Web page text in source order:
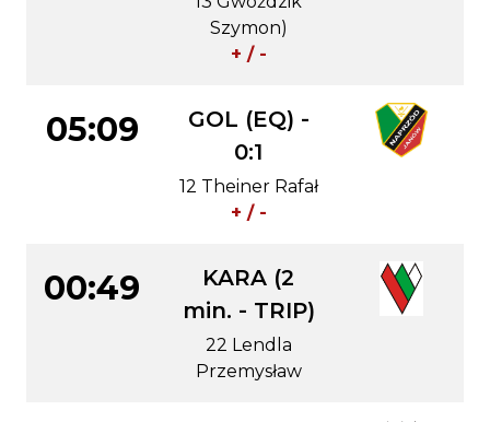
Szymon)
+ / -
05:09
GOL (EQ) -
0:1
12 Theiner Rafał
+ / -
00:49
KARA (2
min. - TRIP)
22 Lendla
Przemysław